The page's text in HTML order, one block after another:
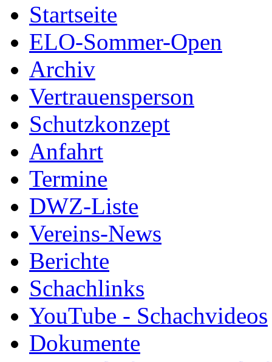
Startseite
ELO-Sommer-Open
Archiv
Vertrauensperson
Schutzkonzept
Anfahrt
Termine
DWZ-Liste
Vereins-News
Berichte
Schachlinks
YouTube - Schachvideos
Dokumente